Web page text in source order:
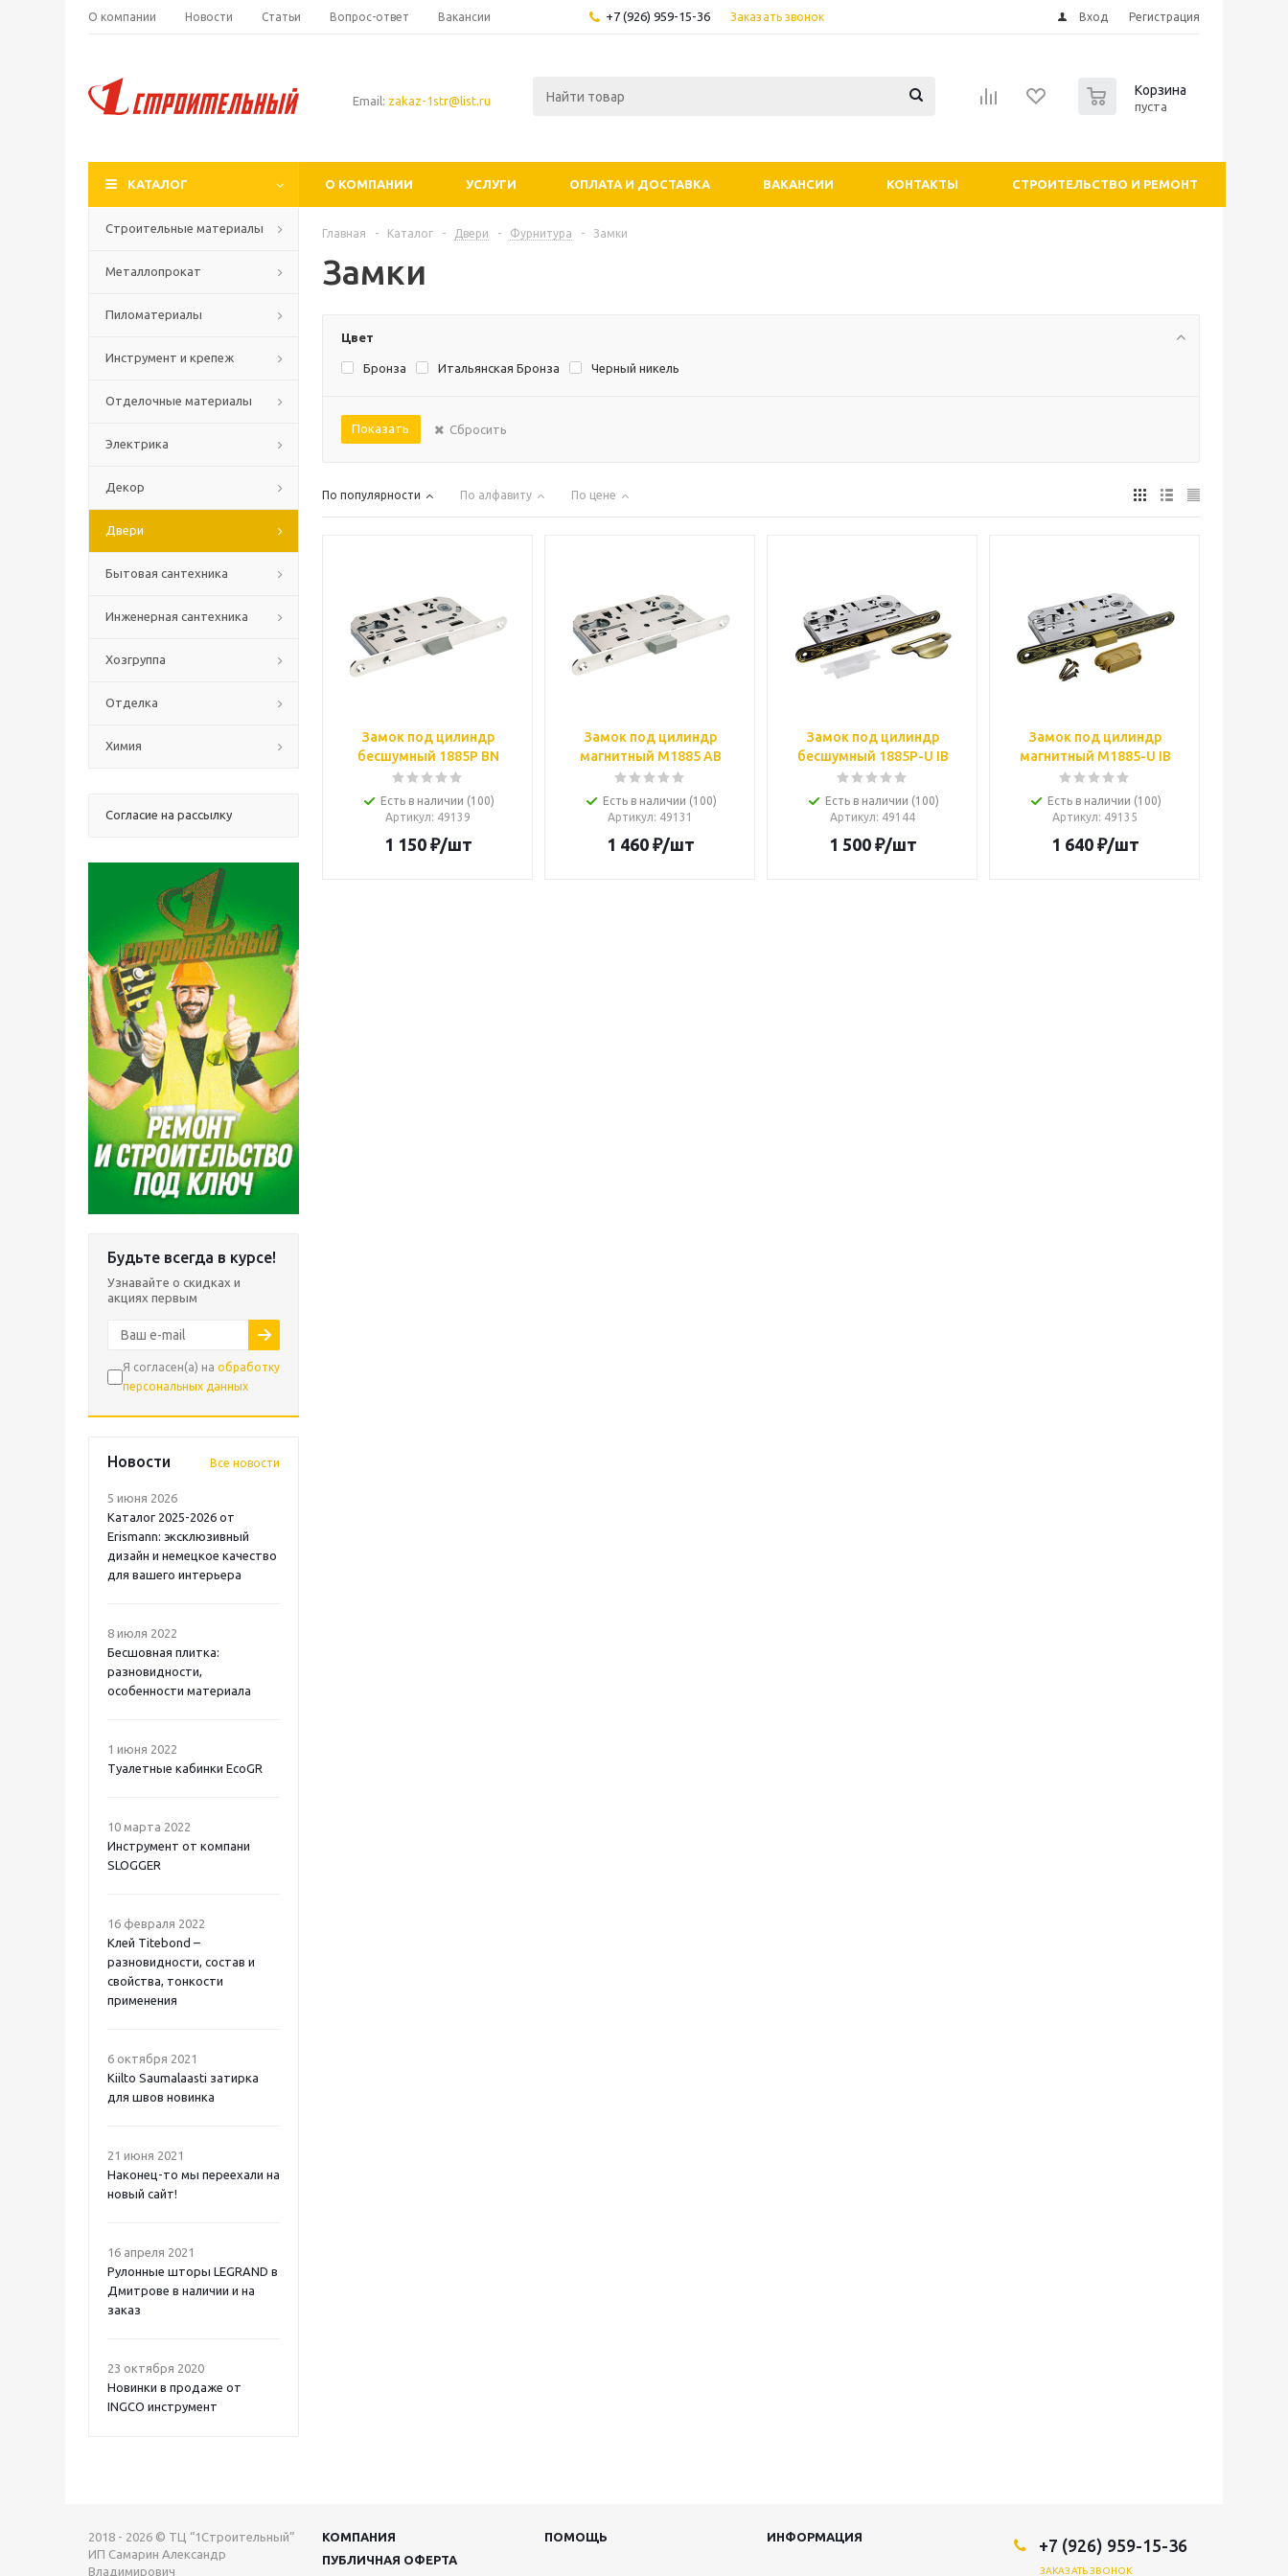
О компании Новости Статьи Вопрос-ответ Вакансии +7 (926) 959-15-36 Заказать звонок Вход Регистрация
Email: zakaz-1str@list.ru
Корзина
пуста
КАТАЛОГ О КОМПАНИИ УСЛУГИ ОПЛАТА И ДОСТАВКА ВАКАНСИИ КОНТАКТЫ СТРОИТЕЛЬСТВО И РЕМОНТ
Строительные материалы
Металлопрокат
Пиломатериалы
Инструмент и крепеж
Отделочные материалы
Электрика
Декор
Двери
Бытовая сантехника
Инженерная сантехника
Хозгруппа
Отделка
Химия
Согласие на рассылку
Будьте всегда в курсе!
Узнавайте о скидках и
акциях первым
Я согласен(а) на обработку
персональных данных
Новости Все новости
5 июня 2026
Каталог 2025-2026 от
Erismann: эксклюзивный
дизайн и немецкое качество
для вашего интерьера
8 июля 2022
Бесшовная плитка:
разновидности,
особенности материала
1 июня 2022
Туалетные кабинки EcoGR
10 марта 2022
Инструмент от компани
SLOGGER
16 февраля 2022
Клей Titebond –
разновидности, состав и
свойства, тонкости
применения
6 октября 2021
Kiilto Saumalaasti затирка
для швов новинка
21 июня 2021
Наконец-то мы переехали на
новый сайт!
16 апреля 2021
Рулонные шторы LEGRAND в
Дмитрове в наличии и на
заказ
23 октября 2020
Новинки в продаже от
INGCO инструмент
Главная - Каталог - Двери - Фурнитура - Замки
Замки
Цвет
Бронза Итальянская Бронза Черный никель
Показать Сбросить
По популярности По алфавиту По цене
Замок под цилиндр
бесшумный 1885P BN
Есть в наличии (100)
Артикул: 49139
1 150₽/шт
Замок под цилиндр
магнитный M1885 AB
Есть в наличии (100)
Артикул: 49131
1 460₽/шт
Замок под цилиндр
бесшумный 1885P-U IB
Есть в наличии (100)
Артикул: 49144
1 500₽/шт
Замок под цилиндр
магнитный М1885-U IB
Есть в наличии (100)
Артикул: 49135
1 640₽/шт
2018 - 2026 © ТЦ “1Строительный”
ИП Самарин Александр
Владимирович
КОМПАНИЯ ПОМОЩЬ
ИНФОРМАЦИЯ
ПУБЛИЧНАЯ ОФЕРТА
+7 (926) 959-15-36
ЗАКАЗАТЬ ЗВОНОК